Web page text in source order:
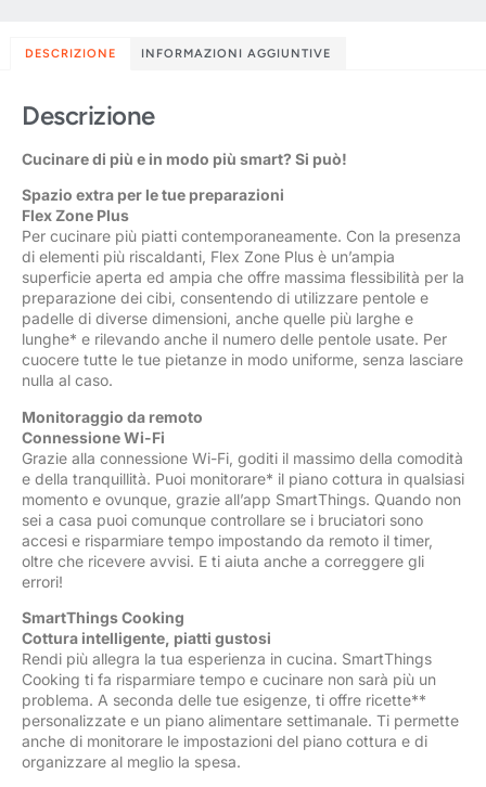
DESCRIZIONE INFORMAZIONI AGGIUNTIVE
Descrizione
Cucinare di più e in modo più smart? Si può!
Spazio extra per le tue preparazioni
Flex Zone Plus
Per cucinare più piatti contemporaneamente. Con la presenza
di elementi più riscaldanti, Flex Zone Plus è un’ampia
superficie aperta ed ampia che offre massima flessibilità per la
preparazione dei cibi, consentendo di utilizzare pentole e
padelle di diverse dimensioni, anche quelle più larghe e
lunghe* e rilevando anche il numero delle pentole usate. Per
cuocere tutte le tue pietanze in modo uniforme, senza lasciare
nulla al caso.
Monitoraggio da remoto
Connessione Wi-Fi
Grazie alla connessione Wi-Fi, goditi il massimo della comodità
e della tranquillità. Puoi monitorare* il piano cottura in qualsiasi
momento e ovunque, grazie all’app SmartThings. Quando non
sei a casa puoi comunque controllare se i bruciatori sono
accesi e risparmiare tempo impostando da remoto il timer,
oltre che ricevere avvisi. E ti aiuta anche a correggere gli
errori!
SmartThings Cooking
Cottura intelligente, piatti gustosi
Rendi più allegra la tua esperienza in cucina. SmartThings
Cooking ti fa risparmiare tempo e cucinare non sarà più un
problema. A seconda delle tue esigenze, ti offre ricette**
personalizzate e un piano alimentare settimanale. Ti permette
anche di monitorare le impostazioni del piano cottura e di
organizzare al meglio la spesa.